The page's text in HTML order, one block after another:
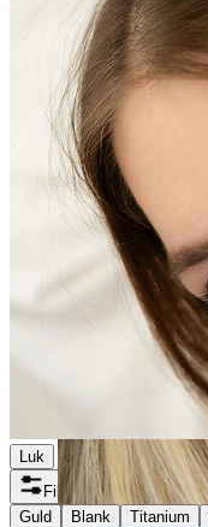
Øreflip
Luk
Filtre
Guld
Blank Titanium